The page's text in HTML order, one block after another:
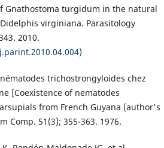
Gnathostoma turgidum in the natural
virginiana. Parasitology
2010.
trichostrongyloides chez
[Coexistence of nematodes
from French Guyana (author's
Comp. 51(3); 355-363. 1976.